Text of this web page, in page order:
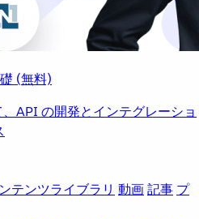
(無料)
API の開発とインテグレーショ
テンツライブラリ 動画記事 プ